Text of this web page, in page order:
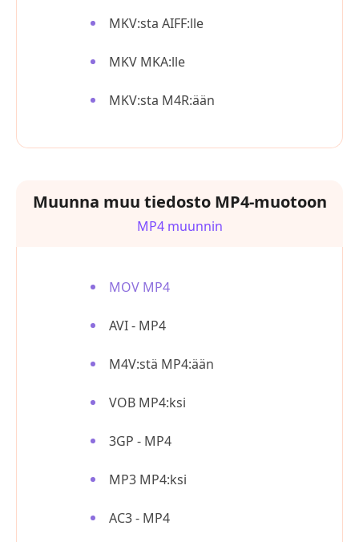
MKV:sta AIFF:lle
MKV MKA:lle
MKV:sta M4R:ään
Muunna muu tiedosto MP4-muotoon
MP4 muunnin
MOV MP4
AVI - MP4
M4V:stä MP4:ään
VOB MP4:ksi
3GP - MP4
MP3 MP4:ksi
AC3 - MP4